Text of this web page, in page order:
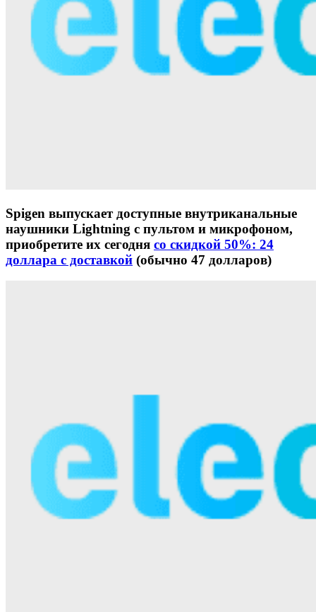
Spigen выпускает доступные внутриканальные
наушники Lightning с пультом и микрофоном,
приобретите их сегодня со скидкой 50%: 24
доллара с доставкой (обычно 47 долларов)